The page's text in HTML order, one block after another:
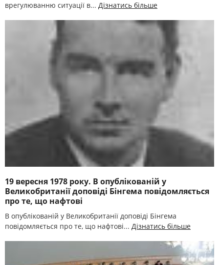
врегулюванню ситуації в... Дізнатись більше
19 вересня 1978 року. В опублікованій у
Великобританії доповіді Бінгема повідомляється
про те, що нафтові
В опублікованій у Великобританії доповіді Бінгема
повідомляється про те, що нафтові... Дізнатись більше